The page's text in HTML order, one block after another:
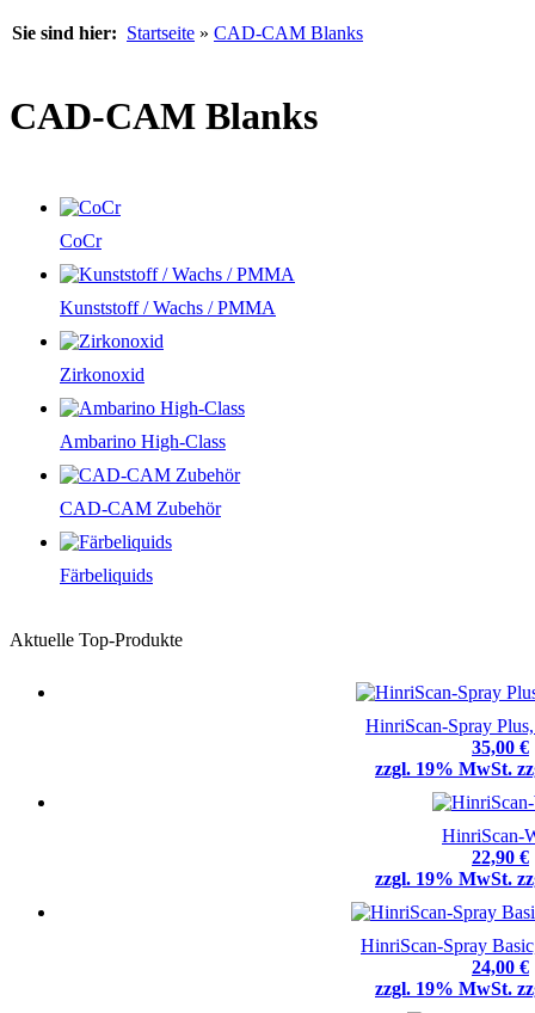
Sie sind hier: Startseite » CAD-CAM Blanks
CAD-CAM Blanks
CoCr
Kunststoff / Wachs / PMMA
Zirkonoxid
Ambarino High-Class
CAD-CAM Zubehör
Färbeliquids
Aktuelle Top-Produkte
HinriScan-Spray
35,00 €
zzgl. 19% MwSt.
HinriScan-
22,90 €
zzgl. 19% MwSt.
HinriScan-Spray
24,00 €
zzgl. 19% MwSt.